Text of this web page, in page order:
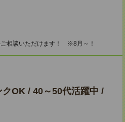
相談いただけます！ ※8月～！
OK / 40～50代活躍中 /